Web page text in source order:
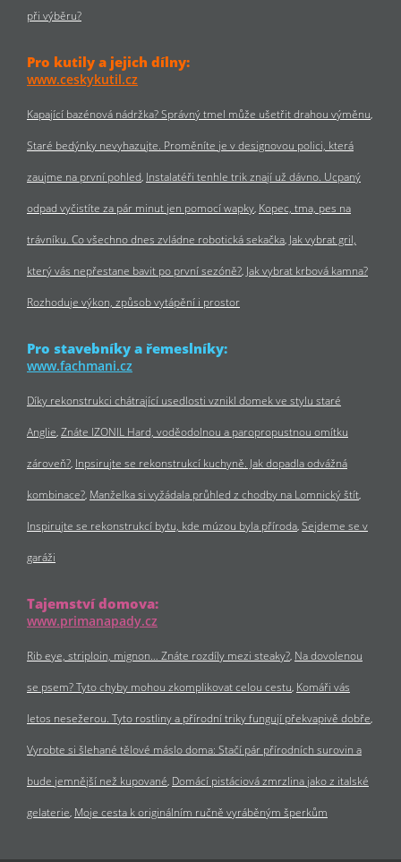
při výběru?
Pro kutily a jejich dílny:
www.ceskykutil.cz
Kapající bazénová nádržka? Správný tmel může ušetřit drahou výměnu
Staré bedýnky nevyhazujte. Proměníte je v designovou polici, která
zaujme na první pohled Instalatéři tenhle trik znají už dávno. Ucpaný
odpad vyčistíte za pár minut jen pomocí wapky Kopec, tma, pes na
trávníku. Co všechno dnes zvládne robotická sekačka Jak vybrat gril,
který vás nepřestane bavit po první sezóně? Jak vybrat krbová kamna?
Rozhoduje výkon, způsob vytápění i prostor
Pro stavebníky a řemeslníky:
www.fachmani.cz
Díky rekonstrukci chátrající usedlosti vznikl domek ve stylu staré
Anglie Znáte IZONIL Hard, voděodolnou a paropropustnou omítku
zároveň? Inpsirujte se rekonstrukcí kuchyně. Jak dopadla odvážná
kombinace? Manželka si vyžádala průhled z chodby na Lomnický štít
Inspirujte se rekonstrukcí bytu, kde múzou byla příroda Sejdeme se v
garáži
Tajemství domova:
www.primanapady.cz
Rib eye, striploin, mignon… Znáte rozdíly mezi steaky? Na dovolenou
se psem? Tyto chyby mohou zkomplikovat celou cestu Komáři vás
letos nesežerou. Tyto rostliny a přírodní triky fungují překvapivě dobře
Vyrobte si šlehané tělové máslo doma: Stačí pár přírodních surovin a
bude jemnější než kupované Domácí pistáciová zmrzlina jako z italské
gelaterie Moje cesta k originálním ručně vyráběným šperkům